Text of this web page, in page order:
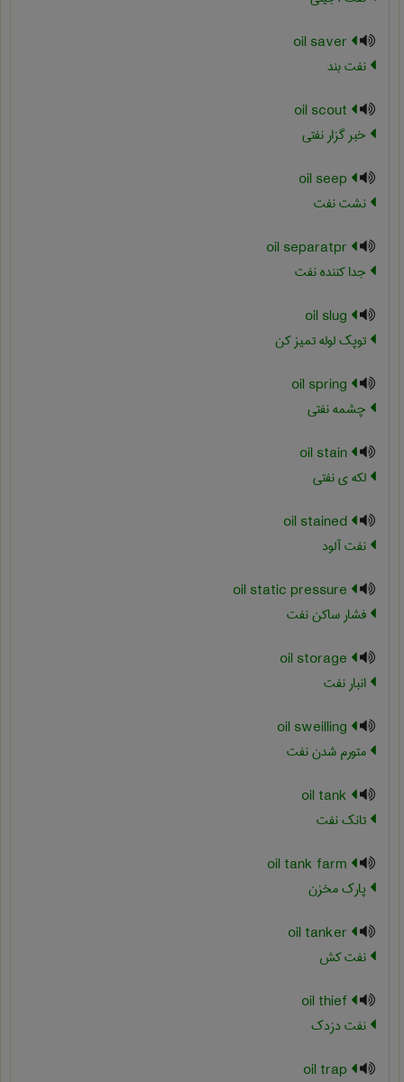
نفت بند
خبر گزار نفتی
نشت نفت
جدا کننده نفت
توپک لوله تمیز کن
چشمه نفتی
لکه ی نفتی
نفت آلود
فشار ساکن نفت
انبار نفت
متورم شدن نفت
تانک نفت
پارک مخزن
نفت کش
نفت دزدک